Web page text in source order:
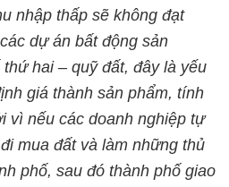
nhập thấp sẽ không đạt
dự án bất động sản
hai – quỹ đất, đây là yếu
giá thành sản phẩm, tính
vì nếu các doanh nghiệp tự
mua đất và làm những thủ
phố, sau đó thành phố giao